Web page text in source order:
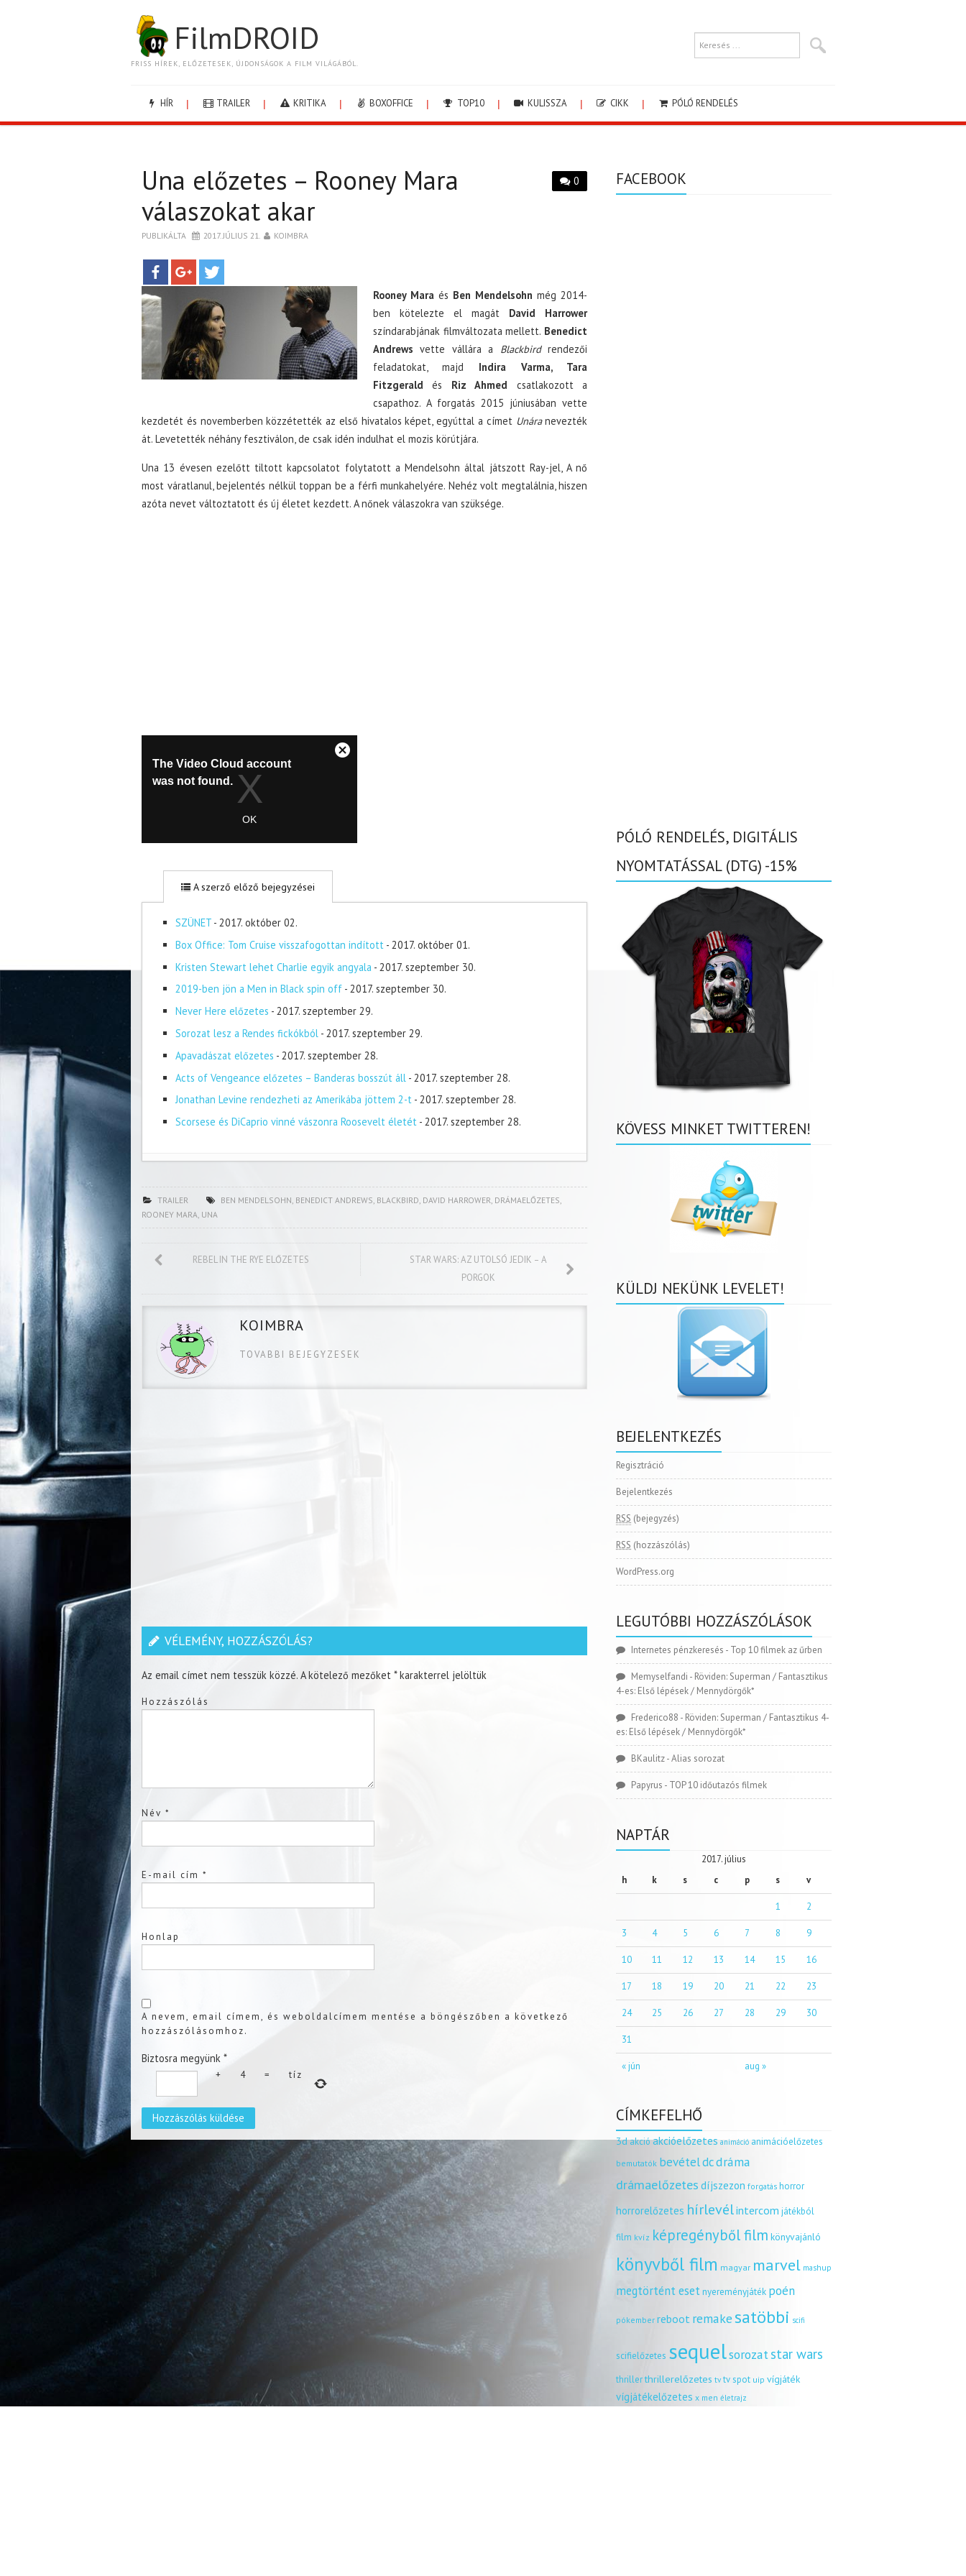
FilmDROID
FRISS HÍREK, ELŐZETESEK, ÚJDONSÁGOK A FILM VILÁGÁBÓL.
HÍR TRAILER KRITIKA BOXOFFICE TOP10 KULISSZA CIKK PÓLÓ RENDELÉS
0
Una előzetes – Rooney Mara
válaszokat akar
PUBLIKÁLTA 2017. JÚLIUS 21. KOIMBRA
Rooney Maraés Ben Mendelsohn még 2014-
ben kötelezte el magát David Harrower
színdarabjának filmváltozata mellett. Benedict
Andrews vette vállára a Blackbirdrendezői
feladatokat, majd Indira Varma, Tara
Fitzgerald és Riz Ahmed csatlakozott a
csapathoz. A forgatás 2015 júniusában vette
kezdetét és novemberben közzétették az első hivatalos képet, egyúttal a címet Unáranevezték
át. Levetették néhány fesztiválon, de csak idén indulhat el mozis körútjára.
Una 13 évesen ezelőtt tiltott kapcsolatot folytatott a Mendelsohn által játszott Ray-jel, A nő
most váratlanul, bejelentés nélkül toppan be a férfi munkahelyére. Nehéz volt megtalálnia, hiszen
azóta nevet változtatott és új életet kezdett. A nőnek válaszokra van szüksége.
A szerző előző bejegyzései
SZÜNET - 2017. október 02.
Box Office: Tom Cruise visszafogottan indított - 2017. október 01.
Kristen Stewart lehet Charlie egyik angyala - 2017. szeptember 30.
2019-ben jön a Men in Black spin off - 2017. szeptember 30.
Never Here előzetes - 2017. szeptember 29.
Sorozat lesz a Rendes fickókból - 2017. szeptember 29.
Apavadászat előzetes - 2017. szeptember 28.
Acts of Vengeance előzetes – Banderas bosszút áll - 2017. szeptember 28.
Jonathan Levine rendezheti az Amerikába jöttem 2-t - 2017. szeptember 28.
Scorsese és DiCaprio vinné vászonra Roosevelt életét - 2017. szeptember 28.
TRAILER BEN MENDELSOHN, BENEDICT ANDREWS, BLACKBIRD, DAVID HARROWER, DRÁMAELŐZETES,
ROONEY MARA, UNA
REBEL IN THE RYE ELŐZETES
STAR WARS: AZ UTOLSÓ JEDIK – A
PORGOK
KOIMBRA
TOVABBI BEJEGYZESEK
VÉLEMÉNY, HOZZÁSZÓLÁS?
Az email címet nem tesszük közzé. A kötelező mezőket *karakterrel jelöltük
Hozzászólás
Név *
E-mail cím *
Honlap
A nevem, email címem, és weboldalcímem mentése a böngészőben a következő
hozzászólásomhoz.
Biztosra megyünk *
+ 4 = tíz
FACEBOOK
PÓLÓ RENDELÉS, DIGITÁLIS
NYOMTATÁSSAL (DTG) -15%
KÖVESS MINKET TWITTEREN!
KÜLDJ NEKÜNK LEVELET!
BEJELENTKEZÉS
Regisztráció
Bejelentkezés
RSS (bejegyzés)
RSS (hozzászólás)
WordPress.org
LEGUTÓBBI HOZZÁSZÓLÁSOK
Internetes pénzkeresés - Top 10 filmek az űrben
Memyselfandi - Röviden: Superman / Fantasztikus
4-es: Első lépések / Mennydörgők*
Frederico88 - Röviden: Superman / Fantasztikus 4-
es: Első lépések / Mennydörgők*
BKaulitz-Alias sorozat
Papyrus - TOP 10 időutazós filmek
NAPTÁR
2017. július
h
k s c p s v
« jún aug »
1 2
3 4 5 6 7 8 9
10 11 12 13 14 15 16
17 18 19 20 21 22 23
24 25 26 27 28 29 30
31
CÍMKEFELHŐ
3dakcióakcióelőzetes animáció animációelőzetes
bemutatók bevételdcdráma
drámaelőzetes díjszezon forgatás horror
horrorelőzetes hírlevélintercom játékból
film kvíz képregényből film könyvajánló
könyvből film magyar marvel mashup
megtörtént esetnyereményjáték poén
pókember reboot remakesatöbbi scifi
scifielőzetes sequelsorozatstar wars
thrillerthrillerelőzetes tv tv spot uip vígjáték
vígjátékelőzetes x men életrajz